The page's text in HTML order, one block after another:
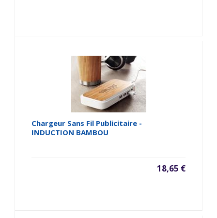
Chargeur Sans Fil Publicitaire -
INDUCTION BAMBOU
18,65 €